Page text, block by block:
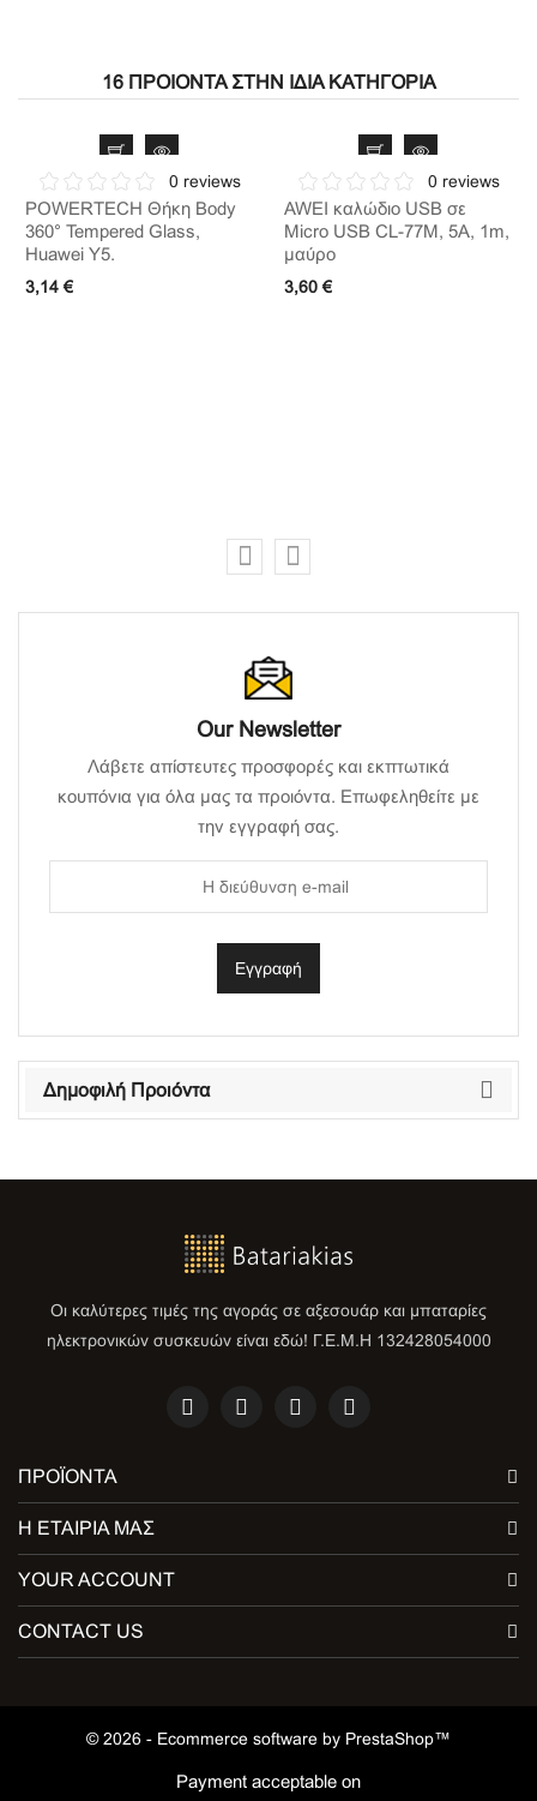
16 ΠΡΟΙΌΝΤΑ ΣΤΗΝ ΊΔΙΑ ΚΑΤΗΓΟΡΊΑ
0 reviews
POWERTECH Θήκη Body
360° Tempered Glass,
Huawei Y5.
3,14 €
0 reviews
AWEI καλώδιο USB σε
Micro USB CL-77M, 5A, 1m,
μαύρο
3,60 €
Our Newsletter
Λάβετε απίστευτες προσφορές και εκπτωτικά
κουπόνια για όλα μας τα προιόντα. Επωφεληθείτε με
την εγγραφή σας.
Δημοφιλή Προιόντα
Οι καλύτερες τιμές της αγοράς σε αξεσουάρ και μπαταρίες
ηλεκτρονικών συσκευών είναι εδώ! Γ.Ε.Μ.Η 132428054000
ΠΡΟΪΌΝΤΑ
Η ΕΤΑΙΡΊΑ ΜΑΣ
YOUR ACCOUNT
CONTACT US
© 2026 - Ecommerce software by PrestaShop™
Payment acceptable on